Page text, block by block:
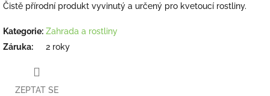
Čistě přírodní produkt vyvinutý a určený pro kvetoucí rostliny.
Kategorie: Zahrada a rostliny
Záruka: 2 roky
ZEPTAT SE